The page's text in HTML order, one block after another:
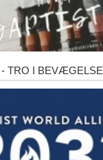
TRO I BEVÆGELSE